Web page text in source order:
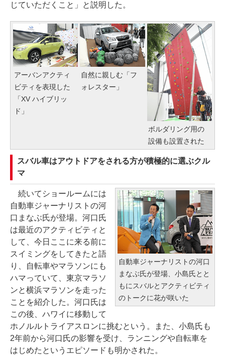
じていただくこと」と説明した。
アーバンアクティ
ビティを表現した
「XV ハイブリッ
ド」
自然に親しむ「フ
ォレスター」
ボルダリング用の
設備も設置された
スバル車はアウトドアをされる方が積極的に選ぶクル
マ
自動車ジャーナリストの河口
まなぶ氏が登場、小島氏とと
もにスバルとアクティビティ
のトークに花が咲いた
続いてショールームには
自動車ジャーナリストの河
口まなぶ氏が登場。河口氏
は最近のアクティビティと
して、今日ここに来る前に
スイミングをしてきたと語
り、自転車やマラソンにも
ハマっていて、東京マラソ
ンと横浜マラソンを走った
ことを紹介した。河口氏は
この後、ハワイに移動して
ホノルルトライアスロンに挑むという。また、小島氏も
2年前から河口氏の影響を受け、ランニングや自転車を
はじめたというエピソードも明かされた。